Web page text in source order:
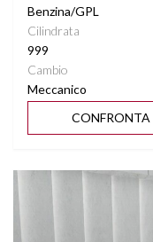
Benzina/GPL
Cilindrata
999
Cambio
Meccanico
CONFRONTA
Vedi dettagli